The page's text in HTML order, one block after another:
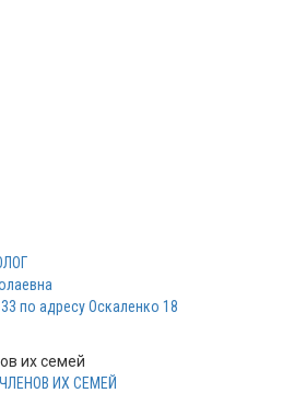
по адресу Оскаленко 18
их семей
ИХ СЕМЕЙ